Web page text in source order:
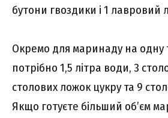
бутони гвоздики і 1 лавровий
Окремо для маринаду на одну
потрібно 1,5 літра води, 3
столових ложок цукру та 9
Якщо готуєте більший об’єм